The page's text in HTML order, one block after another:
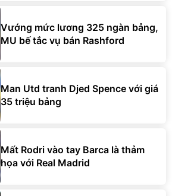
Vướng mức lương 325 ngàn bảng,
MU bế tắc vụ bán Rashford
Man Utd tranh Djed Spence với giá
35 triệu bảng
Mất Rodri vào tay Barca là thảm
họa với Real Madrid